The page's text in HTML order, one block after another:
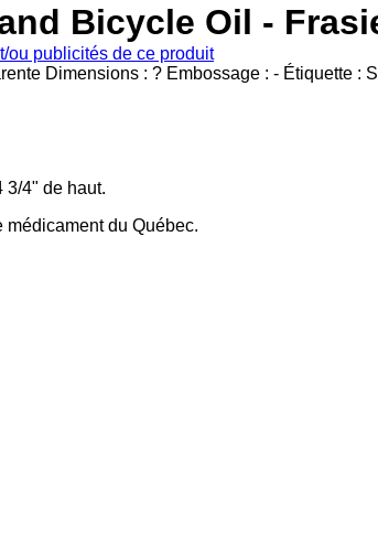
Bicycle Oil -
ou publicités de ce produit
Dimensions : ? Embossage : - Étiquette :
4" de haut.
du Québec.